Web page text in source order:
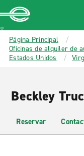
MAIN
CONTENT
Enterprise
Página Principal
Oficinas de alquiler de
Estados Unidos
Beckley
Reservar